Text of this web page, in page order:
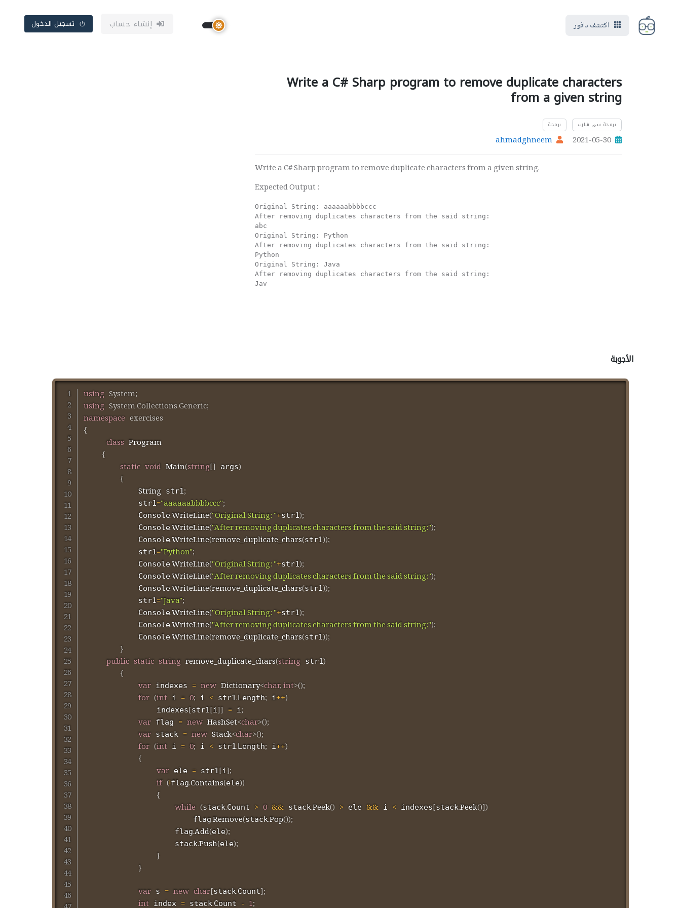
اكتشف دافور إنشاء حساب تسجيل الدخول
Write a C# Sharp program to remove duplicate characters
from a given string
برمجة سي شارب برمجة
2021-05-30
ahmadghneem
Write a C# Sharp program to remove duplicate characters from a given string.
Expected Output :
Original String: aaaaaabbbbccc
After removing duplicates characters from the said string:
abc
Original String: Python
After removing duplicates characters from the said string:
Python
Original String: Java
After removing duplicates characters from the said string:
Jav
الأجوبة
using System;
using System.Collections.Generic;
namespace exercises
{
class Program
{
static void Main(string[] args)
{
String str1;
            str1
="aaaaaabbbbccc";
            Console
.WriteLine("Original String: "+str1);
            Console
.WriteLine("After removing duplicates characters from the said string:");
            Console
.WriteLine(remove_duplicate_chars(str1));
            str1
="Python";
            Console
.WriteLine("Original String: "+str1);
            Console
.WriteLine("After removing duplicates characters from the said string:");
            Console
.WriteLine(remove_duplicate_chars(str1));
            str1
="Java";
            Console
.WriteLine("Original String: "+str1);
            Console
.WriteLine("After removing duplicates characters from the said string:");
            Console
.WriteLine(remove_duplicate_chars(str1));
}
public static string remove_duplicate_chars(string str1)
{
var indexes = new Dictionary<char,int>();
for (int i = 0; i < str1. Length; i++)
                indexes
[str1[i]] = i;
var flag = new HashSet<char>();
var stack = new Stack<char>();
for (int i = 0; i < str1. Length; i++)
{
var ele = str1[i];
if (!flag.Contains(ele))
{
while (stack.Count > 0 && stack.Peek() > ele && i < indexes[stack.Peek()])
                        flag
.Remove(stack.Pop());
                    flag
.Add(ele);
                    stack
.Push(ele);
}
}
var s = new char[stack.Count];
int index = stack.Count - 1;